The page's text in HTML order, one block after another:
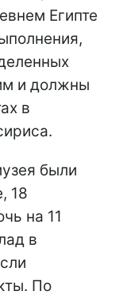
Египте
и должны
в
были
18
на 11
в
По